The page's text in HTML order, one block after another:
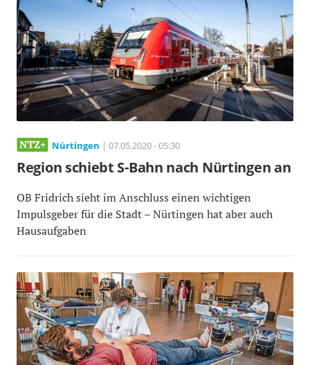
Nürtingen | 07.05.2020 - 05:30
Region schiebt S-Bahn nach Nürtingen an
OB Fridrich sieht im Anschluss einen wichtigen
Impulsgeber für die Stadt – Nürtingen hat aber auch
Hausaufgaben